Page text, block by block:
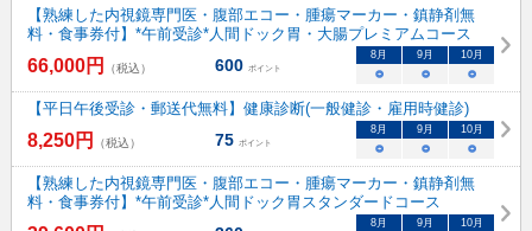
【熟練した内視鏡専門医・腹部エコー・腫瘍マーカー・鎮静剤無
料・食事券付】*午前受診*人間ドック胃・大腸プレミアムコース
66,000円 （税込） 600 ポイント
8月 9月 10月
○ ○ ○
【平日午後受診・郵送代無料】健康診断(一般健診・雇用時健診)
8,250円 （税込） 75 ポイント
8月 9月 10月
○ ○ ○
【熟練した内視鏡専門医・腹部エコー・腫瘍マーカー・鎮静剤無
料・食事券付】*午前受診*人間ドック胃スタンダードコース
8月 9月 10月